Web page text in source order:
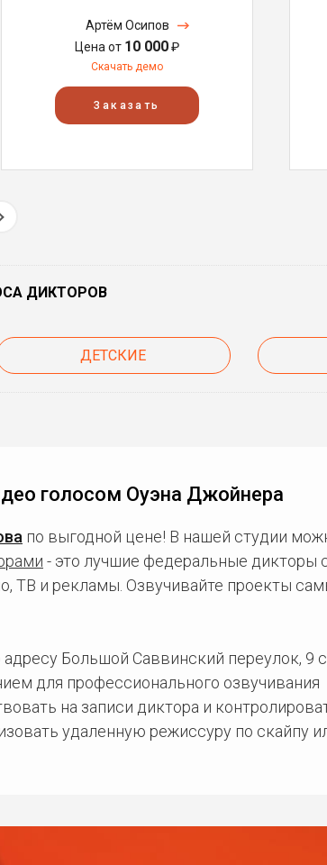
Артём Осипов
Цена от 10 000₽
Скачать демо
Заказать
ДИКТОРОВ
ДЕТСКИЕ
голосом Оуэна Джойнера
по выгодной цене! В нашей студии
- это лучшие федеральные дикторы
ТВ и рекламы. Озвучивайте проекты
адресу Большой Саввинский переулок, 9
для профессионального озвучивания
на записи диктора и
удаленную режиссуру по скайпу